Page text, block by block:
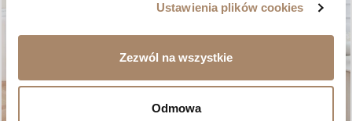
Ustawienia plików cookies
Zezwól na wszystkie
Odmowa